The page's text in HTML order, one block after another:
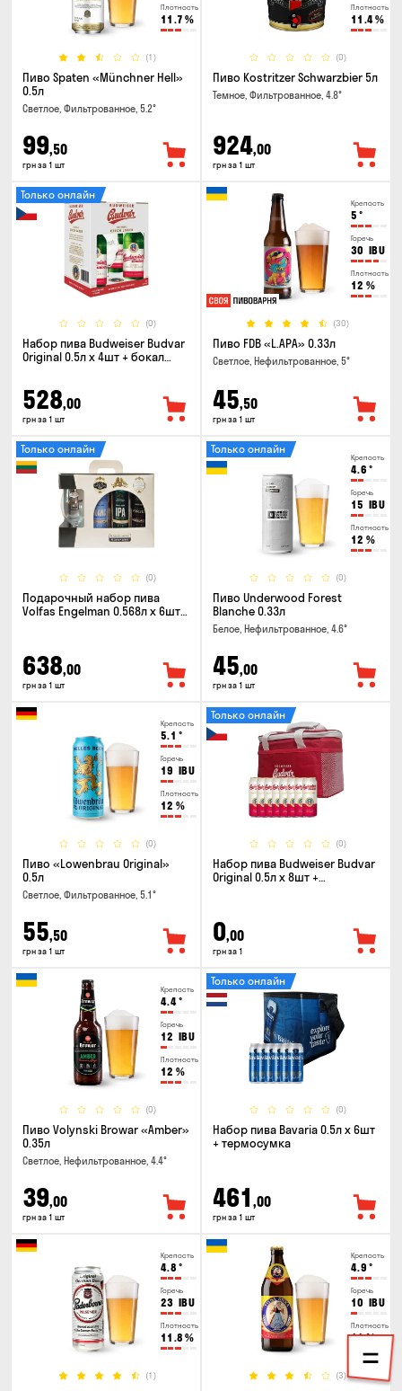
Плотность
11.7 %
(1)
Пиво Spaten «Münchner Hell»
0.5л
Светлое, Фильтрованное, 5.2°
99,50
грн за 1 шт
Плотность
11.4%
(0)
Пиво Kostritzer Schwarzbier 5л
Темное, Фильтрованное, 4.8°
924,00
грн за 1 шт
(0)
Только онлайн
Набор пива Budweiser Budvar
Original 0.5л х 4шт + бокал
528,00
грн за 1 шт
Крепость
5 °
Горечь
30 IBU
Плотность
12 %
(30)
Пиво FDB «L.APA» 0.33л
Светлое, Нефильтрованное, 5°
45,50
грн за 1 шт
(0)
Только онлайн
Подарочный набор пива
Volfas Engelman 0.568л x 6шт +
638,00
грн за 1 шт
Крепость
4.6 °
Горечь
15 IBU
Плотность
12 %
(0)
Только онлайн
Пиво Underwood Forest
Blanche 0.33л
Белое, Нефильтрованное, 4.6°
45,00
грн за 1 шт
Крепость
5.1 °
Горечь
19 IBU
Плотность
12 %
(0)
Пиво «Lowenbrau Original»
0.5л
Светлое, Фильтрованное, 5.1°
55,50
грн за 1 шт
(0)
Только онлайн
Набор пива Budweiser Budvar
Original 0.5л x 8шт +
0,00
грн за 1
Крепость
4.4°
Горечь
12 IBU
Плотность
12 %
(0)
Пиво Volynski Browar «Amber»
0.35л
Светлое, Нефильтрованное, 4.4°
39,00
грн за 1 шт
(0)
Только онлайн
Набор пива Bavaria 0.5л х 6шт
+ термосумка
461 ,00
грн за 1 шт
Крепость
4.8 °
Горечь
23 IBU
Плотность
11.8 %
(1)
Крепость
4.9 °
Горечь
10 IBU
Плотность
11%
(3)